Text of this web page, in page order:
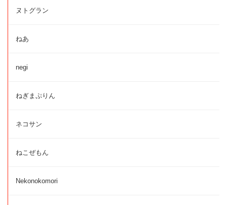
ヌトグラン
ねあ
negi
ねぎまぷりん
ネコサン
ねこぜもん
Nekonokomori